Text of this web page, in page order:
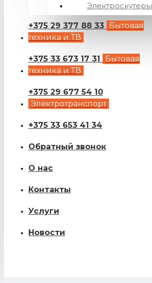
Электроскутеры
+375 29 377 88 33 Бытовая
техника и ТВ
+375 33 673 17 31
Бытовая
техника и ТВ
+375 29 677 54 10
Электротранспорт
+375 33 653 41 34
Обратный звонок
О нас
Контакты
Услуги
Новости